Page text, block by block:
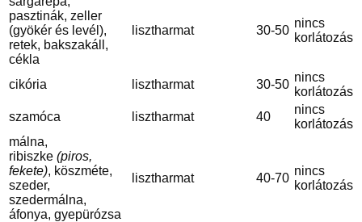
pasztinák, zeller
(gyökér és levél),
retek, bakszakáll,
cékla
lisztharmat 30-50
nincs
korlátozás
cikória lisztharmat 30-50
nincs
korlátozás
szamóca
lisztharmat 40
nincs
korlátozás
málna,
ribiszke (piros,
fekete), köszméte,
szeder,
szedermálna,
áfonya, gyepürózsa
lisztharmat 40-70
nincs
korlátozás